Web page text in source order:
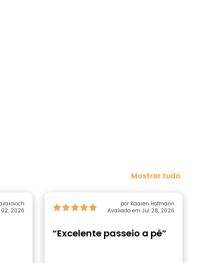
Mostrar tudo
2026
por Kaaren Hofmann
Avaliado em Jul 28, 2026
“Excelente passeio a pé”